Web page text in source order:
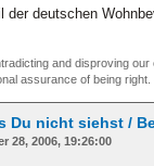
der deutschen
and disproving
assurance of being
Du nicht siehst /
28, 2006, 19:26:00